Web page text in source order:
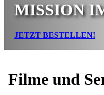
MISSION
JETZT BESTELLEN!
Filme und